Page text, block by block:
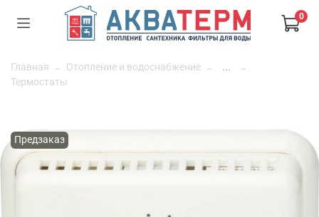
0
Главная Отопление и водоснабжение
...
Термостаты
Предзаказ